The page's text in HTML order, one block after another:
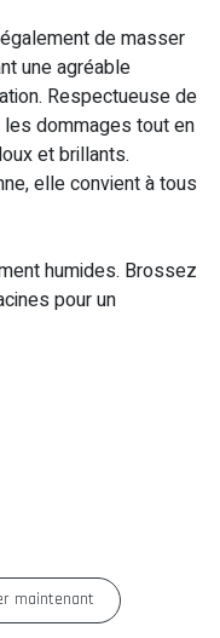
de masser
une agréable
Respectueuse de
dommages tout en
et brillants.
elle convient à tous
humides. Brossez
pour un
maintenant